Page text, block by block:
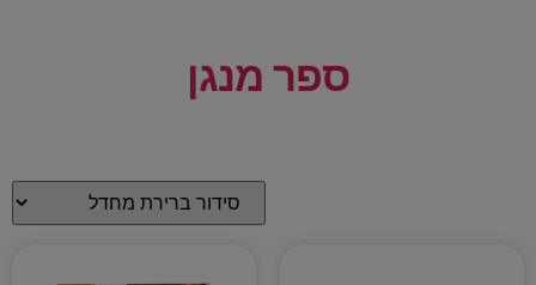
ספר מנגן